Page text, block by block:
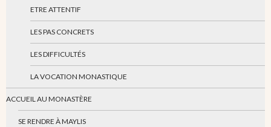
ETRE ATTENTIF
LES PAS CONCRETS
LES DIFFICULTÉS
LA VOCATION MONASTIQUE
ACCUEIL AU MONASTÈRE
SE RENDRE À MAYLIS